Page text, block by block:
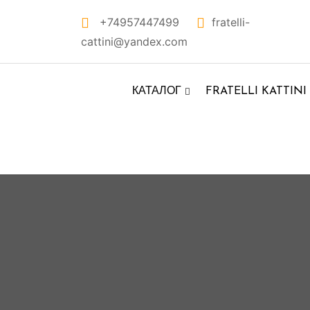
+74957447499
fratelli-
cattini@yandex.com
КАТАЛОГ FRATELLI KATTINI